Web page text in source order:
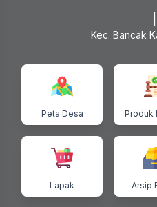
Kec. Bancak
Peta Desa Produk
Lapak Arsip